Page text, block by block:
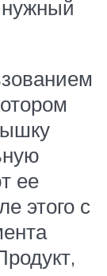
нужный
ее
этого с